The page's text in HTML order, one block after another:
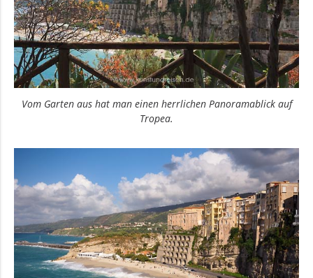
Vom Garten aus hat man einen herrlichen Panoramablick auf
Tropea.